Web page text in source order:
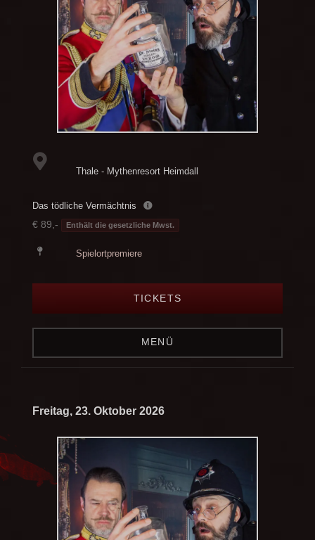
Thale - Mythenresort Heimdall
Das tödliche Vermächtnis
€ 89,- Enthält die gesetzliche Mwst.
Spielortpremiere
TICKETS
MENÜ
Freitag, 23. Oktober 2026